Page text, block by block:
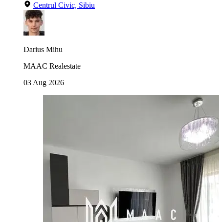
Centrul Civic, Sibiu
Darius Mihu
MAAC Realestate
03 Aug 2026